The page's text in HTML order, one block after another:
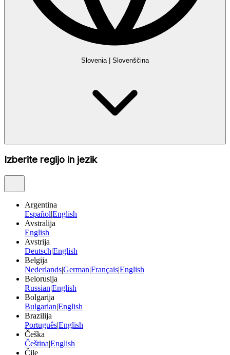
Slovenia | Slovenščina
Izberite regijo in jezik
Argentina
Español|English
Avstralija
English
Avstrija
Deutsch|English
Belgija
Nederlands|German|Français|English
Belorusija
Russian|English
Bolgarija
Bulgarian|English
Brazilija
Português|English
Češka
Čeština|English
Čile